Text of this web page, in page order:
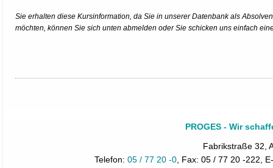
Sie erhalten diese Kursinformation, da Sie in unserer Datenbank als
möchten, können Sie sich unten abmelden oder Sie schicken uns einfach
PROGES - Wir
Fabrikstraße 32,
Telefon: 05 / 77 20 -0, Fax: 05 / 77 20 -222,